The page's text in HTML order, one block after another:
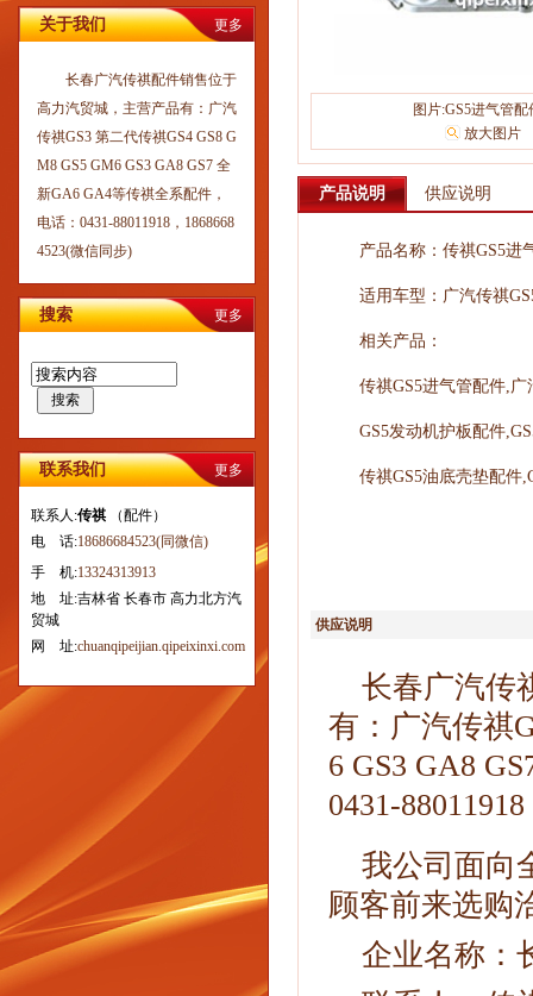
更多
关于我们
长春广汽传祺配件销售位于
高力汽贸城，主营产品有：广汽
传祺GS3 第二代传祺GS4 GS8 G
M8 GS5 GM6 GS3 GA8 GS7 全
新GA6 GA4等传祺全系配件，
电话：0431-88011918，1868668
4523(微信同步)
更多
搜索
搜索
更多
联系我们
联系人:传祺 （配件）
电 话:18686684523(同微信)
手 机:13324313913
地 址:吉林省 长春市 高力北方汽
贸城
网 址:chuanqipeijian.qipeixinxi.com
图片:GS5进气管配
放大图片
产品说明 供应说明
产品名称：传祺GS5进
适用车型：广汽传祺
相关产品：
传祺GS5进气管配件,
GS5发动机护板配件
传祺GS5油底壳垫配件
供应说明
长春广汽传
有：广汽传祺
6 GS3 GA8
0431-
我公司面向
顾客前来选购
企业名称：